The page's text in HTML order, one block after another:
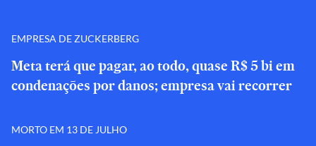
EMPRESA DE ZUCKERBERG
Meta terá que pagar, ao todo, quase R$ 5 bi em
condenações por danos; empresa vai recorrer
MORTO EM 13 DE JULHO